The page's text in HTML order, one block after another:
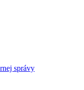
správy